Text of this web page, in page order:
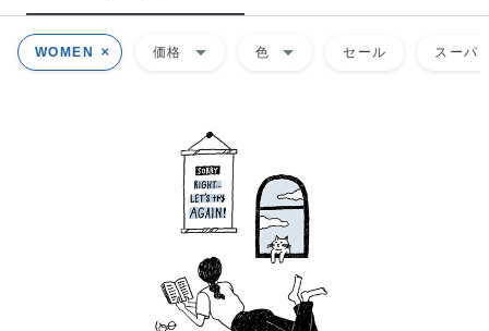
WOMEN 価格 arrow_drop_down 色 arrow_drop_down セール スーパ